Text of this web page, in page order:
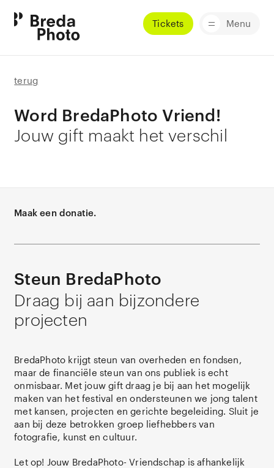
Tickets Menu
terug
Word BredaPhoto Vriend!
Jouw gift maakt het verschil
Maak een donatie.
Steun BredaPhoto
Draag bij aan bijzondere
projecten
BredaPhoto krijgt steun van overheden en fondsen,
maar de financiële steun van ons publiek is echt
onmisbaar. Met jouw gift draag je bij aan het mogelijk
maken van het festival en ondersteunen we jong talent
met kansen, projecten en gerichte begeleiding. Sluit je
aan bij deze betrokken groep liefhebbers van
fotografie, kunst en cultuur.
Let op! Jouw BredaPhoto- Vriendschap is afhankelijk